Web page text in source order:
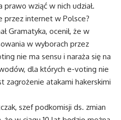
wziąć w nich udział.
przez internet w Polsce?
Gramatyka, ocenił, że w
w wyborach przez
nie ma sensu i naraża się na
dla których e-voting nie
zagrożenie atakami hakerskimi
szef podkomisji ds. zmian